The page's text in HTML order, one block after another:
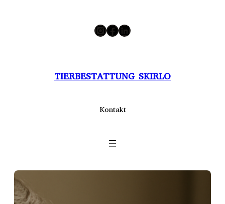
InstagramFacebook LinkedIn
TIERBESTATTUNG SKIRLO
Kontakt